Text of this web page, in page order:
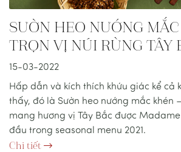
SƯỜN HEO NƯỚNG
TRỌN VỊ NÚI RỪNG TÂY
15-03-2022
Hấp dẫn và kích thích khứu giác kể cả
thấy, đó là Sườn heo nướng mắc khén
mang hương vị Tây Bắc được
đầu trong seasonal menu 2021.
Chi tiết